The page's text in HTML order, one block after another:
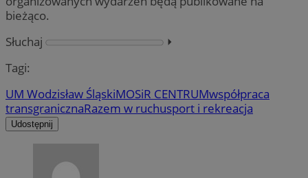
bieżąco.
Słuchaj
⏵︎
Tagi:
UM Wodzisław ŚląskiMOSiR CENTRUMwspółpraca
transgranicznaRazem w ruchusport i rekreacja
Udostępnij